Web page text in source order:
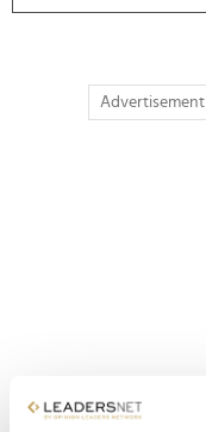
Advertisement